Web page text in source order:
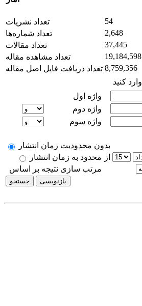
تعداد نشریات
54
تعداد شماره‌ها
2,648
تعداد مقالات
37,445
تعداد مشاهده مقاله
19,184,598
تعداد دریافت فایل اصل مقاله 8,759,356
واژه اول
واژه دوم
واژه سوم
بدون محدودیت زمان انتشار
محدود به زمان انتشار از
مرتب سازی نتیجه بر اساس